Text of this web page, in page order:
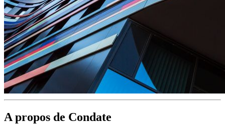
A propos de Condate